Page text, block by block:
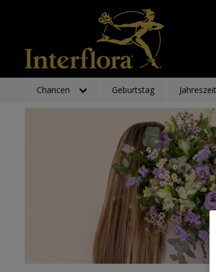
Chancen Geburtstag